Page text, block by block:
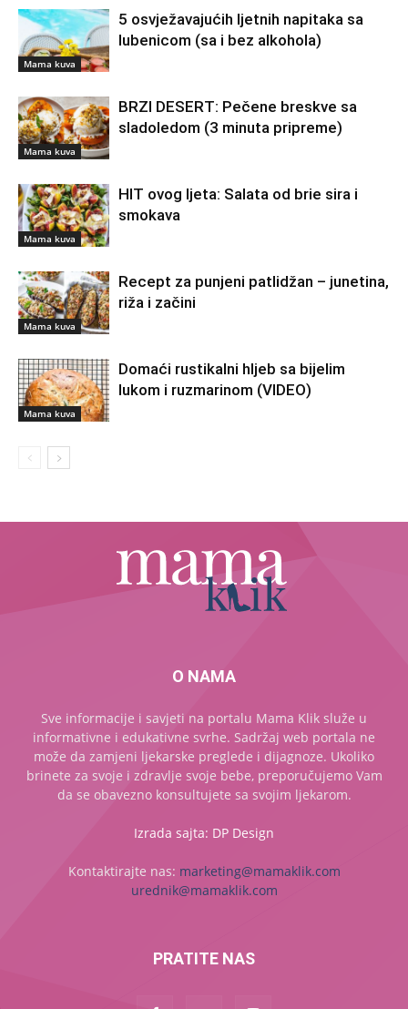
Mama kuva
5 osvježavajućih ljetnih napitaka sa
lubenicom (sa i bez alkohola)
Mama kuva
BRZI DESERT: Pečene breskve sa
sladoledom (3 minuta pripreme)
Mama kuva
HIT ovog ljeta: Salata od brie sira i
smokava
Mama kuva
Recept za punjeni patlidžan – junetina,
riža i začini
Mama kuva
Domaći rustikalni hljeb sa bijelim
lukom i ruzmarinom (VIDEO)
O NAMA
Sve informacije i savjeti na portalu Mama Klik služe u
informativne i edukativne svrhe. Sadržaj web portala ne
može da zamjeni ljekarske preglede i dijagnoze. Ukoliko
brinete za svoje i zdravlje svoje bebe, preporučujemo Vam
da se obavezno konsultujete sa svojim ljekarom.
Izrada sajta: DP Design
Kontaktirajte nas: marketing@mamaklik.com
urednik@mamaklik.com
PRATITE NAS